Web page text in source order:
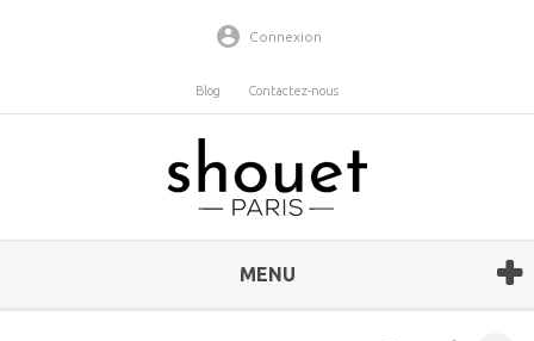
Connexion
Blog Contactez-nous
MENU